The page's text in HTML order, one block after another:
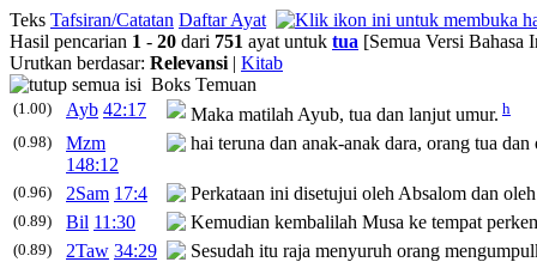
Teks Tafsiran/Catatan Daftar Ayat
Hasil pencarian 1 - 20 dari 751 ayat untuk tua [Semua Versi Bahasa
Urutkan berdasar: Relevansi | Kitab
Boks Temuan
(1.00) Ayb 42:17 Maka matilah Ayub, tua dan lanjut umur. h
(0.98)
Mzm
148:12
hai teruna dan anak-anak dara, orang tua dan
(0.96) 2Sam 17:4 Perkataan ini disetujui oleh Absalom dan
(0.89) Bil 11:30 Kemudian kembalilah Musa ke tempat
(0.89) 2Taw 34:29 Sesudah itu raja menyuruh orang